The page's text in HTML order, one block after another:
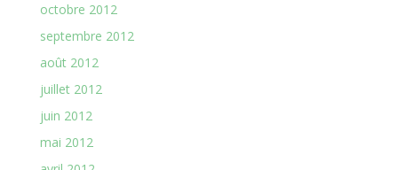
octobre 2012
septembre 2012
août 2012
juillet 2012
juin 2012
mai 2012